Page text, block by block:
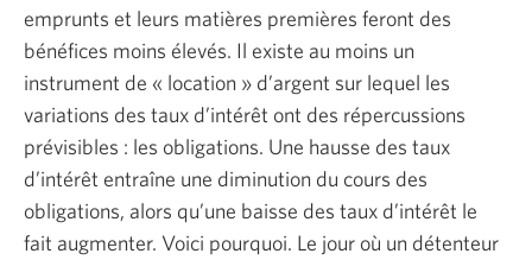
emprunts et leurs matières premières feront des
bénéfices moins élevés. Il existe au moins un
instrument de « location » d’argent sur lequel les
variations des taux d’intérêt ont des répercussions
prévisibles : les obligations. Une hausse des taux
d’intérêt entraîne une diminution du cours des
obligations, alors qu’une baisse des taux d’intérêt le
fait augmenter. Voici pourquoi. Le jour où un détenteur